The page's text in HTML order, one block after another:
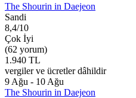
The Shourin in Daejeon
Sandi
8,4/10
Çok İyi
(62 yorum)
1.940 TL
vergiler ve ücretler dâhildir
9 Ağu - 10 Ağu
The Shourin in Daejeon